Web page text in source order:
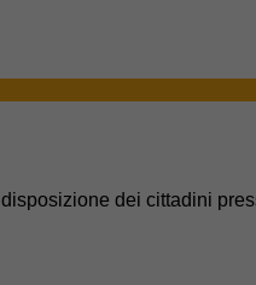
dei cittadini